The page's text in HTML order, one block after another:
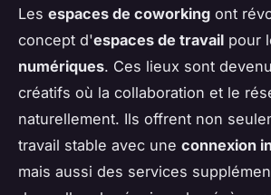
Les espaces de coworking ont
concept d'espaces de travail pour
numériques. Ces lieux sont
créatifs où la collaboration et le
naturellement. Ils offrent non
travail stable avec une connexion
mais aussi des services